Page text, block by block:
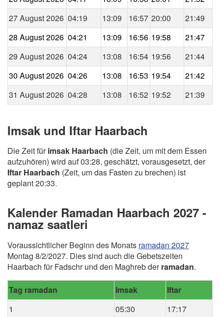
27 August 2026 04:19 13:09 16:57 20:00
21:49
28 August 2026 04:21 13:09 16:56 19:58
21:47
29 August 2026 04:24 13:08 16:54 19:56
21:44
30 August 2026 04:26 13:08 16:53 19:54
21:42
31 August 2026 04:28 13:08 16:52 19:52 21:39
Imsak und Iftar Haarbach
Die Zeit fürimsak Haarbach (die Zeit, um mit dem Essen
aufzuhören) wird auf 03:28, geschätzt, vorausgesetzt, der
Iftar Haarbach (Zeit, um das Fasten zu brechen) ist
geplant 20:33.
Kalender Ramadan Haarbach 2027 -
namaz saatleri
Voraussichtlicher Beginn des Monats ramadan 2027
Montag 8/2/2027. Dies sind auch die Gebetszeiten
Haarbach für Fadschr und den Maghreb derramadan.
Tag ramadan Imsak
Iftar
1
05:30
17:17